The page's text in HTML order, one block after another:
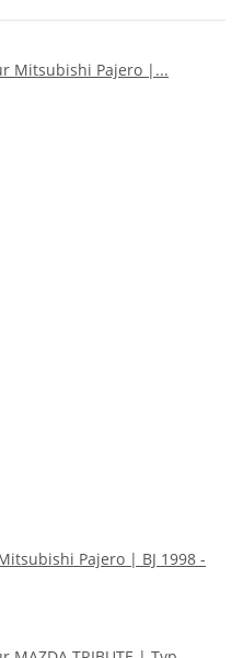
Pajero | BJ 1998 -